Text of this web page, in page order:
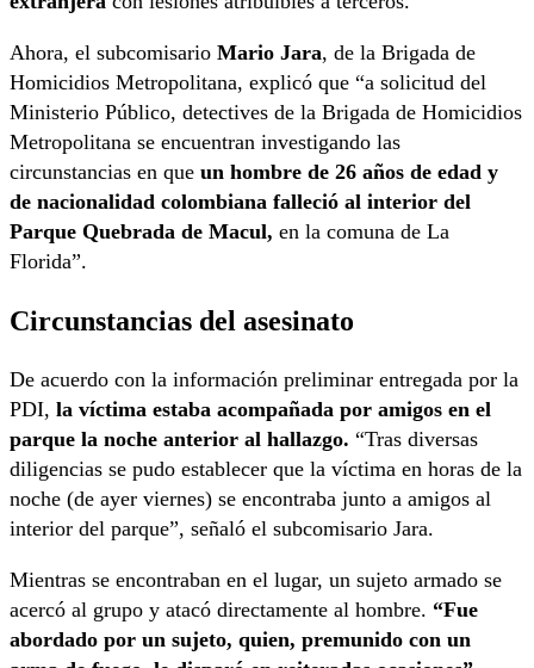
Ahora, el subcomisario Mario Jara, de la Brigada de
Homicidios Metropolitana, explicó que “a solicitud del
Ministerio Público, detectives de la Brigada de Homicidios
Metropolitana se encuentran investigando las
circunstancias en que un hombre de 26 años de edad y
de nacionalidad colombiana falleció al interior del
Parque Quebrada de Macul, en la comuna de La
Florida”.
Circunstancias del asesinato
De acuerdo con la información preliminar entregada por la
PDI, la víctima estaba acompañada por amigos en el
parque la noche anterior al hallazgo. “Tras diversas
diligencias se pudo establecer que la víctima en horas de la
noche (de ayer viernes) se encontraba junto a amigos al
interior del parque”, señaló el subcomisario Jara.
Mientras se encontraban en el lugar, un sujeto armado se
acercó al grupo y atacó directamente al hombre. “Fue
abordado por un sujeto, quien, premunido con un